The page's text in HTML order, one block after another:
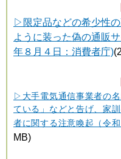
▷限定品などの希少性
ように装った偽の通販
年８月４日：消費者庁)
▷大手電気通信事業者の
ている」などと告げ、家
者に関する注意喚起（令
MB)